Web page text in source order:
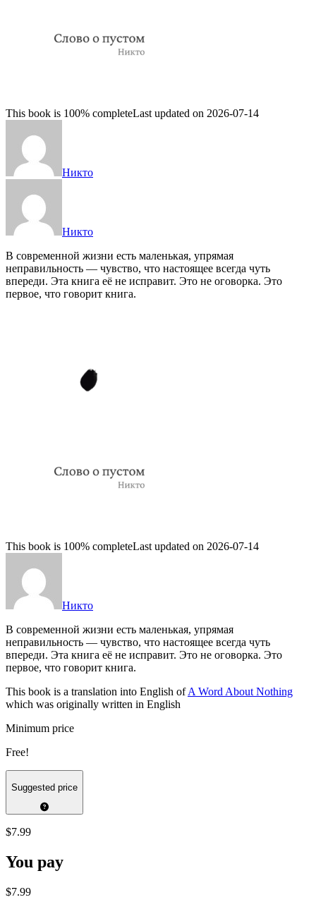
This book is 100% completeLast updated on 2026-07-14
Никто
Никто
В современной жизни есть маленькая, упрямая
неправильность — чувство, что настоящее всегда чуть
впереди. Эта книга её не исправит. Это не оговорка. Это
первое, что говорит книга.
This book is 100% completeLast updated on 2026-07-14
Никто
В современной жизни есть маленькая, упрямая
неправильность — чувство, что настоящее всегда чуть
впереди. Эта книга её не исправит. Это не оговорка. Это
первое, что говорит книга.
This book is a translation into English ofA Word About Nothing
which was originally written in English
Minimum price
Free!
Suggested price
$7.99
You pay
$7.99